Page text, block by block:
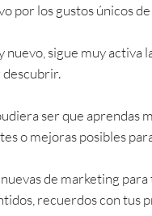
los gustos únicos
sigue muy activa
descubrir.
ser que aprendas
o mejoras posibles
de marketing
recuerdos con tus